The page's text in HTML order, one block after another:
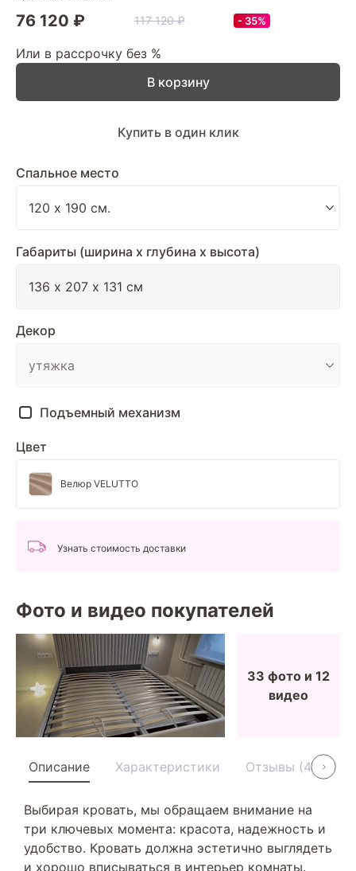
76 120 ₽ 117 120 ₽ 35%
Или в рассрочку без %
Спальное место
Габариты (ширина х глубина х высота)
Декор
Подъемный механизм
Цвет
Велюр VELUTTO
В корзину
Купить в один клик
Узнать стоимость доставки
Фото и видео покупателей
33 фото и 12
видео
Описание Характеристики Отзывы (45)
Выбирая кровать, мы обращаем внимание на
три ключевых момента: красота, надежность и
удобство. Кровать должна эстетично выглядеть
и хорошо вписываться в интерьер комнаты.